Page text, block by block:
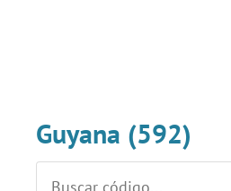
Guyana (592)